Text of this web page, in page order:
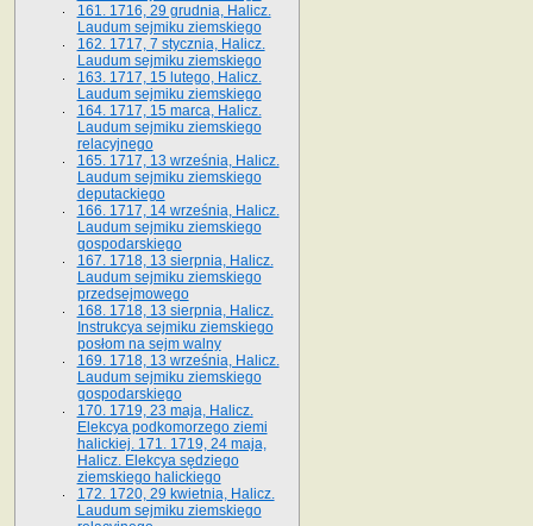
161. 1716, 29 grudnia, Halicz.
Laudum sejmiku ziemskiego
162. 1717, 7 stycznia, Halicz.
Laudum sejmiku ziemskiego
163. 1717, 15 lutego, Halicz.
Laudum sejmiku ziemskiego
164. 1717, 15 marca, Halicz.
Laudum sejmiku ziemskiego
relacyjnego
165. 1717, 13 września, Halicz.
Laudum sejmiku ziemskiego
deputackiego
166. 1717, 14 września, Halicz.
Laudum sejmiku ziemskiego
gospodarskiego
167. 1718, 13 sierpnia, Halicz.
Laudum sejmiku ziemskiego
przedsejmowego
168. 1718, 13 sierpnia, Halicz.
Instrukcya sejmiku ziemskiego
posłom na sejm walny
169. 1718, 13 września, Halicz.
Laudum sejmiku ziemskiego
gospodarskiego
170. 1719, 23 maja, Halicz.
Elekcya podkomorzego ziemi
halickiej. 171. 1719, 24 maja,
Halicz. Elekcya sędziego
ziemskiego halickiego
172. 1720, 29 kwietnia, Halicz.
Laudum sejmiku ziemskiego